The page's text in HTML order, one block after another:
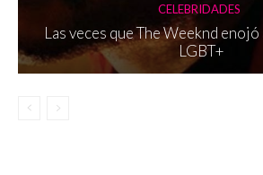
CELEBRIDADES
Las veces que The Weeknd
LGBT+